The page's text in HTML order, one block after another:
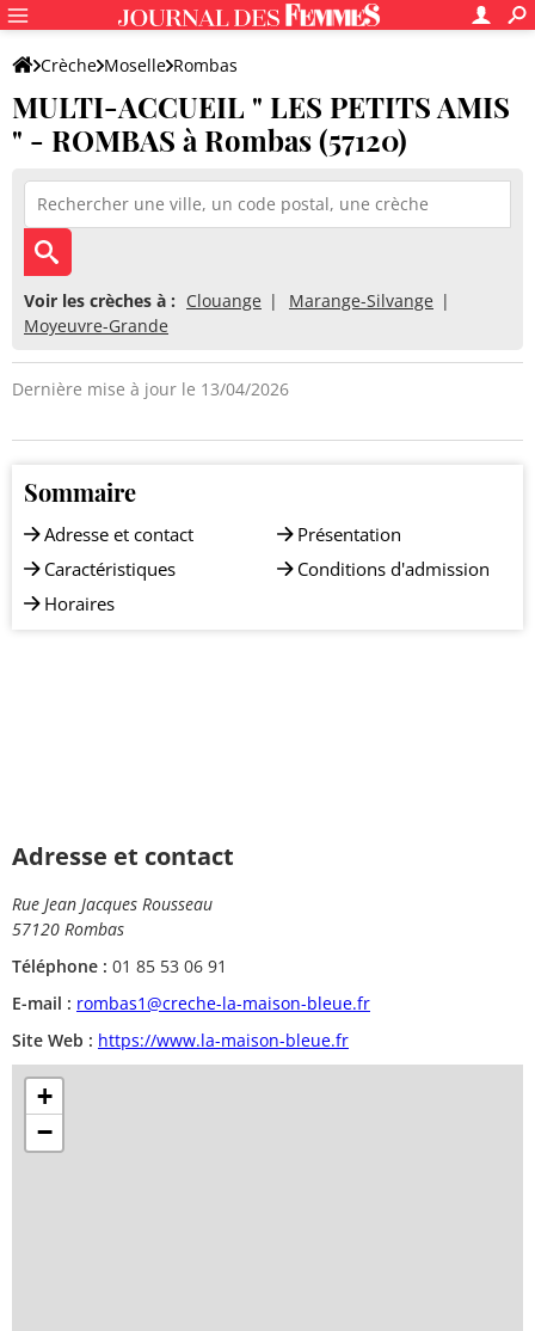
Crèche Moselle Rombas
MULTI-ACCUEIL " LES PETITS AMIS " - ROMBAS
MULTI-ACCUEIL " LES PETITS AMIS
" - ROMBAS à Rombas (57120)
Voir les crèches à : Clouange
Marange-Silvange
Moyeuvre-Grande
Dernière mise à jour le 13/04/2026
Sommaire
Adresse et contact
Caractéristiques
Horaires
Présentation
Conditions d'admission
Adresse et contact
Rue Jean Jacques Rousseau
57120 Rombas
Téléphone : 01 85 53 06 91
E-mail : rombas1@creche-la-maison-bleue.fr
Site Web : https://www.la-maison-bleue.fr
+
−